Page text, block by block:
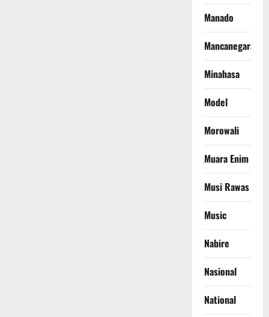
Manado
Mancanegara
Minahasa
Model
Morowali
Muara Enim
Musi Rawas
Music
Nabire
Nasional
National